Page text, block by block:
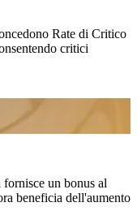
Rate di Critico
critici
fornisce un bonus al
beneficia dell'aumento